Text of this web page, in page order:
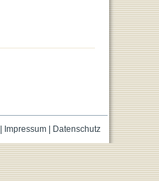
Impressum| Datenschutz